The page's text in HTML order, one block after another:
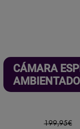
CÁMARA
199,95€